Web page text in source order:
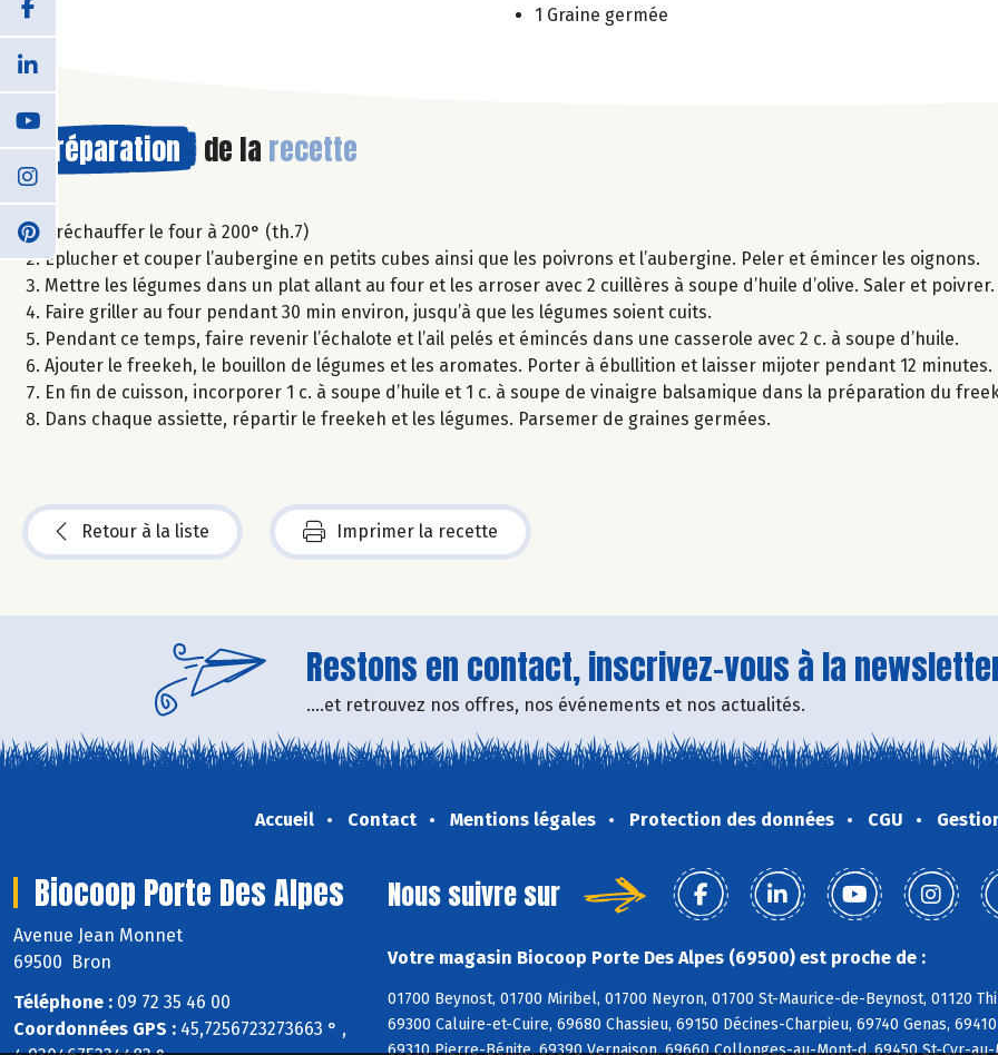
1 Graine germée
Préparation de la recette
Préchauffer le four à 200° (th.7)
Eplucher et couper l’aubergine en petits cubes ainsi que les poivrons et l’aubergine. Peler et émincer les oignons.
Mettre les légumes dans un plat allant au four et les arroser avec 2 cuillères à soupe d’huile d’olive. Saler et poivrer.
Faire griller au four pendant 30 min environ, jusqu’à que les légumes soient cuits.
Pendant ce temps, faire revenir l’échalote et l’ail pelés et émincés dans une casserole avec 2 c. à soupe d’huile.
Ajouter le freekeh, le bouillon de légumes et les aromates. Porter à ébullition et laisser mijoter pendant 12 minutes.
En fin de cuisson, incorporer 1 c. à soupe d’huile et 1 c. à soupe de vinaigre balsamique dans la préparation du
Dans chaque assiette, répartir le freekeh et les légumes. Parsemer de graines germées.
Retour à la liste Imprimer la recette
Restons en contact, inscrivez-vous à la
....et retrouvez nos offres, nos événements et nos actualités.
Accueil Contact Mentions légales Protection des données CGU
Biocoop Porte Des Alpes
Avenue Jean Monnet
69500 Bron
Téléphone : 09 72 35 46 00
Coordonnées GPS : 45,7256723273663 ° ,
Nous suivre sur
Votre magasin Biocoop Porte Des Alpes (69500) est proche de :
01700 Beynost, 01700 Miribel, 01700 Neyron, 01700 St-Maurice-de-Beynost, 01120
69300 Caluire-et-Cuire, 69680 Chassieu, 69150 Décines-Charpieu, 69740 Genas,
69310 Pierre-Bénite, 69390 Vernaison, 69660 Collonges-au-Mont-d, 69450 St-Cyr-